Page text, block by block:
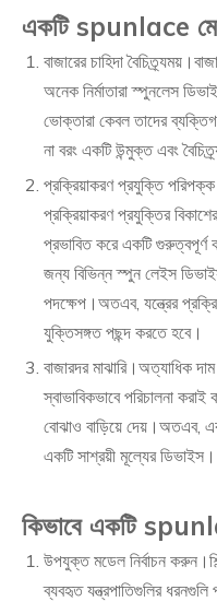
একটি spunlace
বাজারের চাহিদা
অনেক নির্মাতারা স্পুনলেস
ভোক্তারা কেবল তাদের
না বরং একটি উন্মুক্ত এবং
প্রক্রিয়াকরণ প্রযুক্তি
প্রক্রিয়াকরণ প্রযুক্তির
প্রভাবিত করে একটি গুরুত্বপূর্ণ
জন্য বিভিন্ন স্পুন লেইস
পদক্ষেপ।অতএব, যন্ত্রের
যুক্তিসঙ্গত পছন্দ করতে হবে।
বাজারদর মাঝারি।অত্যাধিক
স্বাভাবিকভাবে পরিচালনা
বোঝাও বাড়িয়ে দেয়।অতএব,
একটি সাশ্রয়ী মূল্যের ডিভাইস।
কিভাবে একটি
উপযুক্ত মডেল নির্বাচন
ব্যবহৃত যন্ত্রপাতিগুলির ধরনগুলি